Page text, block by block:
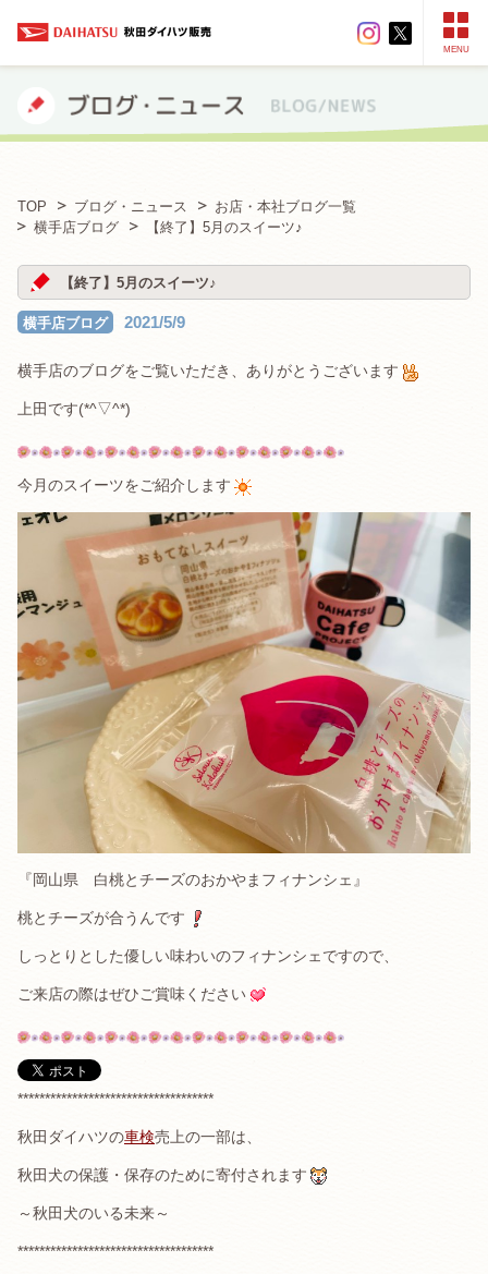
MENU
TOP ブログ・ニュース
お店・本社ブログ一覧
横手店ブログ
【終了】5月のスイーツ♪
【終了】5月のスイーツ♪
横手店ブログ 2021/5/9
横手店のブログをご覧いただき、ありがとうございます
上田です(*^▽^*)
今月のスイーツをご紹介します
『岡山県 白桃とチーズのおかやまフィナンシェ』
桃とチーズが合うんです
しっとりとした優しい味わいのフィナンシェですので、
ご来店の際はぜひご賞味ください
************************************
秋田ダイハツの車検売上の一部は、
秋田犬の保護・保存のために寄付されます
～秋田犬のいる未来～
************************************